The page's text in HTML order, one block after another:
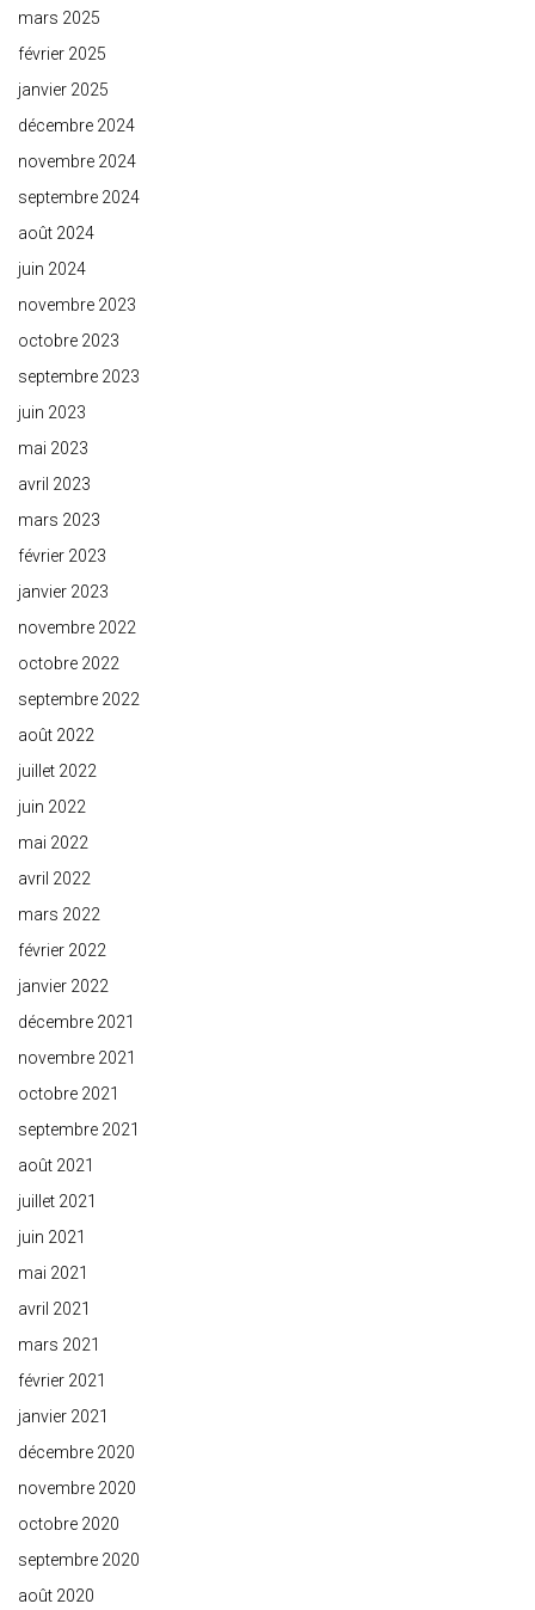
mars 2025
février 2025
janvier 2025
décembre 2024
novembre 2024
septembre 2024
août 2024
juin 2024
novembre 2023
octobre 2023
septembre 2023
juin 2023
mai 2023
avril 2023
mars 2023
février 2023
janvier 2023
novembre 2022
octobre 2022
septembre 2022
août 2022
juillet 2022
juin 2022
mai 2022
avril 2022
mars 2022
février 2022
janvier 2022
décembre 2021
novembre 2021
octobre 2021
septembre 2021
août 2021
juillet 2021
juin 2021
mai 2021
avril 2021
mars 2021
février 2021
janvier 2021
décembre 2020
novembre 2020
octobre 2020
septembre 2020
août 2020